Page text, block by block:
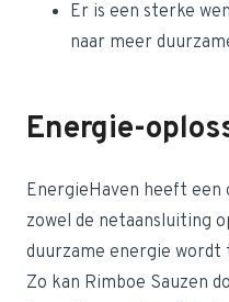
Er is een sterke
naar meer
Energie-
EnergieHaven heeft een
zowel de netaansluiting
duurzame energie wordt
Zo kan Rimboe Sauzen